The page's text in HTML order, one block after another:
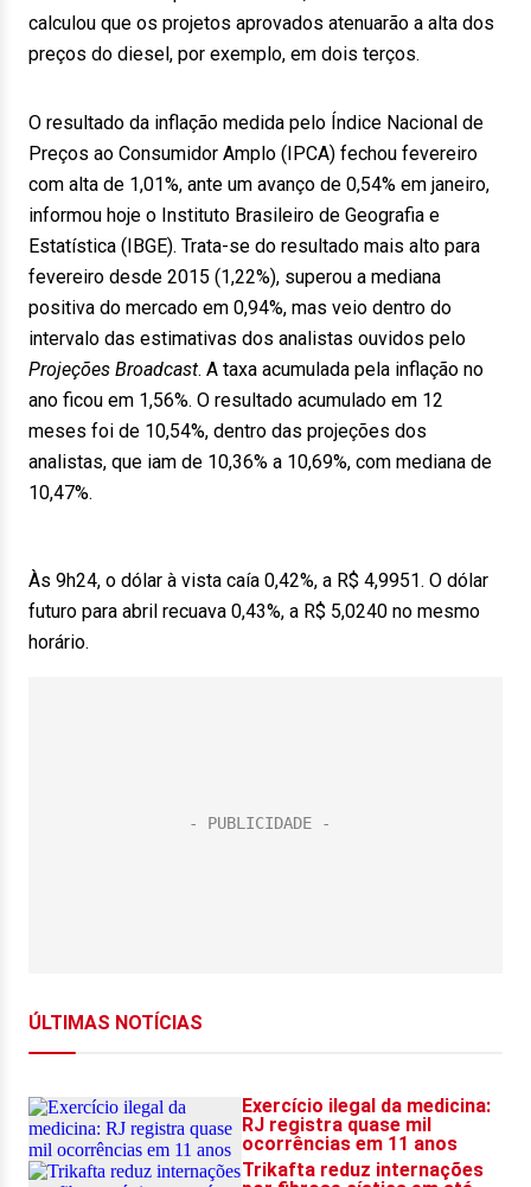
calculou que os projetos aprovados atenuarão a alta dos
preços do diesel, por exemplo, em dois terços.
O resultado da inflação medida pelo Índice Nacional de
Preços ao Consumidor Amplo (IPCA) fechou fevereiro
com alta de 1,01%, ante um avanço de 0,54% em janeiro,
informou hoje o Instituto Brasileiro de Geografia e
Estatística (IBGE). Trata-se do resultado mais alto para
fevereiro desde 2015 (1,22%), superou a mediana
positiva do mercado em 0,94%, mas veio dentro do
intervalo das estimativas dos analistas ouvidos pelo
Projeções Broadcast. A taxa acumulada pela inflação no
ano ficou em 1,56%. O resultado acumulado em 12
meses foi de 10,54%, dentro das projeções dos
analistas, que iam de 10,36% a 10,69%, com mediana de
10,47%.
Às 9h24, o dólar à vista caía 0,42%, a R$ 4,9951. O dólar
futuro para abril recuava 0,43%, a R$ 5,0240 no mesmo
horário.